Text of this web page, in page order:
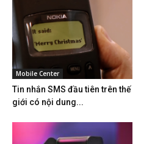
Mobile Center
Tin nhắn SMS đầu tiên trên thế
giới có nội dung...